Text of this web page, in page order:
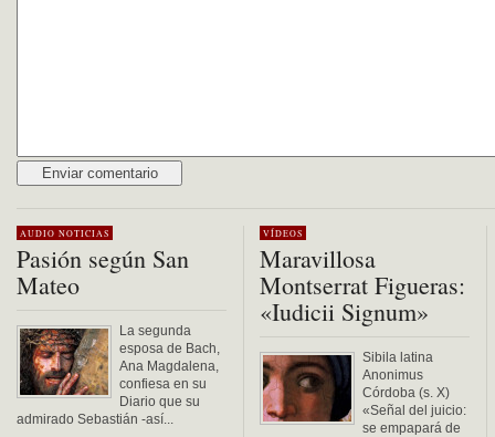
AUDIO NOTICIAS
Pasión según San
Mateo
La segunda
esposa de Bach,
Ana Magdalena,
confiesa en su
Diario que su
admirado Sebastián -así...
VÍDEOS
Maravillosa
Montserrat Figueras:
«Iudicii Signum»
Sibila latina
Anonimus
Córdoba (s. X)
«Señal del juicio:
se empapará de